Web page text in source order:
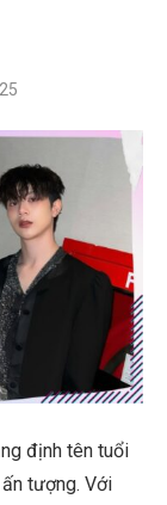
định tên tuổi
tượng. Với